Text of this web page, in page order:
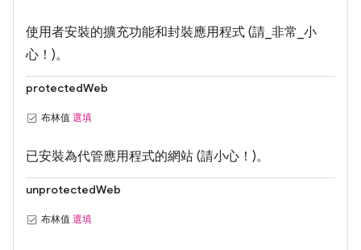
使用者安裝的擴充功能和封裝應用程式 (請_非常_小
心！)。
protectedWeb
布林值 選填
已安裝為代管應用程式的網站 (請小心！)。
unprotectedWeb
布林值 選填